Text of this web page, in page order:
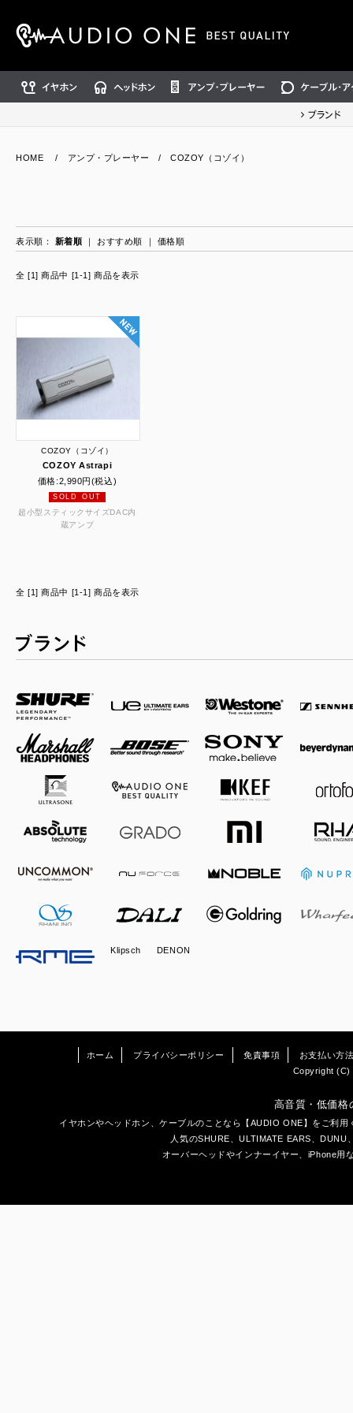
ケーブル・アクセ
HOME / アンプ・プレーヤー /COZOY（コゾイ）
表示順： 新着順 ｜ おすすめ順 ｜ 価格順
全 [1] 商品中 [1-1] 商品を表示
COZOY（コゾイ）
COZOY Astrapi
価格:2,990円(税込)
SOLD OUT
超小型スティックサイズDAC内
蔵アンプ
全 [1] 商品中 [1-1] 商品を表示
Klipsch DENON
ホーム プライバシーポリシー 免責事項
お支払い方
Copyright (C)
高音質・低価格
イヤホンやヘッドホン
、ケーブルのことなら【AUDIO ONE】をご利
人気のSHURE、ULTIMATE EARS、DUNU
オーバーヘッドやインナーイヤー、iPhone用